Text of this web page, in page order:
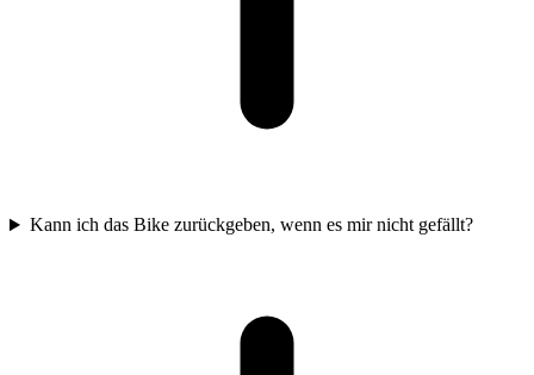
Kann ich das Bike zurückgeben, wenn es mir nicht gefällt?